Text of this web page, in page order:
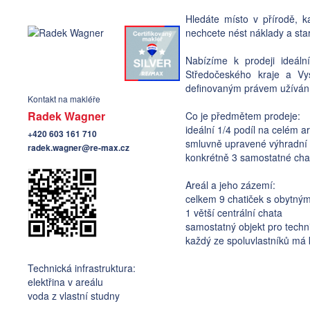
Kontakt na makléře
Radek Wagner
+420 603 161 710
radek.wagner@re-max.cz
Hledáte místo v přírodě,
nechcete nést náklady a
Nabízíme k prodeji
Středočeského kraje a
definovaným právem
Co je předmětem prodeje:
ideální 1/4 podíl na celém
smluvně upravené
konkrétně 3 samostatné
Areál a jeho zázemí:
celkem 9 chatiček s
1 větší centrální chata
samostatný objekt pro
každý ze spoluvlastníků
Technická infrastruktura:
elektřina v areálu
voda z vlastní studny